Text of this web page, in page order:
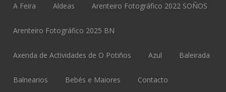
A Feira Aldeas Arenteiro Fotográfico 2022 SOÑOS
Arenteiro Fotográfico 2025 BN
Axenda de Actividades de O Potiños Azul Baleirada
Balnearios Bebés e Maiores Contacto